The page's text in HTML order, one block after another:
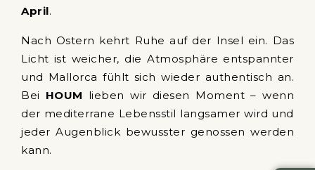
April.
Nach Ostern kehrt Ruhe auf der Insel ein. Das
Licht ist weicher, die Atmosphäre entspannter
und Mallorca fühlt sich wieder authentisch an.
Bei HOUM lieben wir diesen Moment – wenn
der mediterrane Lebensstil langsamer wird und
jeder Augenblick bewusster genossen werden
kann.